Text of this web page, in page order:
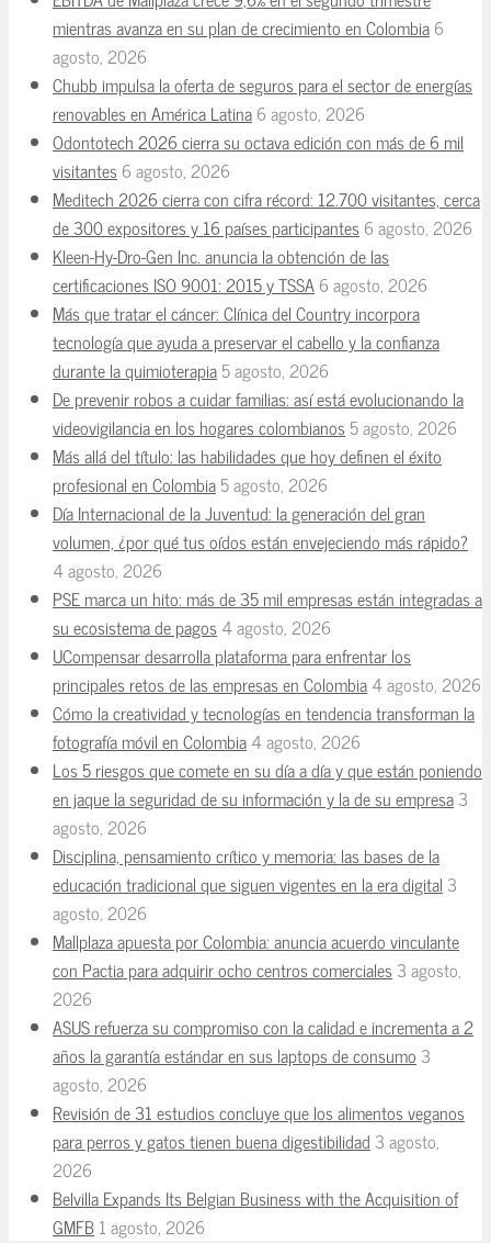
mientras avanza en su plan de crecimiento en Colombia6
agosto, 2026
Chubb impulsa la oferta de seguros para el sector de energías
renovables en América Latina6 agosto, 2026
Odontotech 2026 cierra su octava edición con más de 6 mil
visitantes6 agosto, 2026
Meditech 2026 cierra con cifra récord: 12.700 visitantes, cerca
de 300 expositores y 16 países participantes6 agosto, 2026
Kleen-Hy-Dro-Gen Inc. anuncia la obtención de las
certificaciones ISO 9001: 2015 y TSSA6 agosto, 2026
Más que tratar el cáncer: Clínica del Country incorpora
tecnología que ayuda a preservar el cabello y la confianza
durante la quimioterapia5 agosto, 2026
De prevenir robos a cuidar familias: así está evolucionando la
videovigilancia en los hogares colombianos5 agosto, 2026
Más allá del título: las habilidades que hoy definen el éxito
profesional en Colombia5 agosto, 2026
Día Internacional de la Juventud: la generación del gran
volumen, ¿por qué tus oídos están envejeciendo más rápido?
4 agosto, 2026
PSE marca un hito: más de 35 mil empresas están integradas a
su ecosistema de pagos4 agosto, 2026
UCompensar desarrolla plataforma para enfrentar los
principales retos de las empresas en Colombia4 agosto, 2026
Cómo la creatividad y tecnologías en tendencia transforman la
fotografía móvil en Colombia4 agosto, 2026
Los 5 riesgos que comete en su día a día y que están poniendo
en jaque la seguridad de su información y la de su empresa3
agosto, 2026
Disciplina, pensamiento crítico y memoria: las bases de la
educación tradicional que siguen vigentes en la era digital 3
agosto, 2026
Mallplaza apuesta por Colombia: anuncia acuerdo vinculante
con Pactia para adquirir ocho centros comerciales3 agosto,
2026
ASUS refuerza su compromiso con la calidad e incrementa a 2
años la garantía estándar en sus laptops de consumo 3
agosto, 2026
Revisión de 31 estudios concluye que los alimentos veganos
para perros y gatos tienen buena digestibilidad 3 agosto,
2026
Belvilla Expands Its Belgian Business with the Acquisition of
GMFB1 agosto, 2026